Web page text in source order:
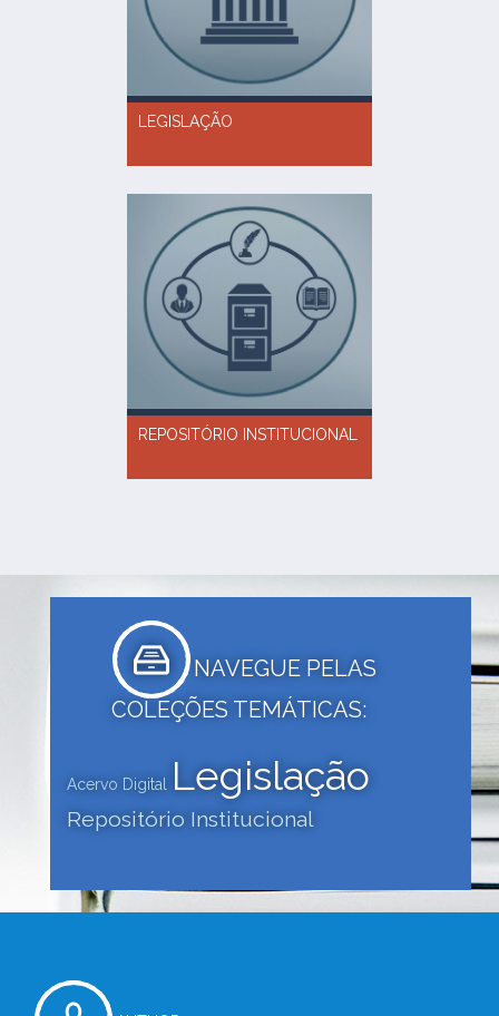
LEGISLAÇÃO
REPOSITÓRIO INSTITUCIONAL
NAVEGUE PELAS
COLEÇÕES TEMÁTICAS:
Acervo Digital Legislação
Repositório Institucional